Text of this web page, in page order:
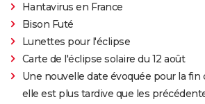
Hantavirus en France
Bison Futé
Lunettes pour l'éclipse
Carte de l'éclipse solaire du 12 août
Une nouvelle date évoquée pour la fin
elle est plus tardive que les